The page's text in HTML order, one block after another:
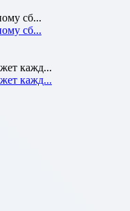
сб...
сб...
кажд...
кажд...